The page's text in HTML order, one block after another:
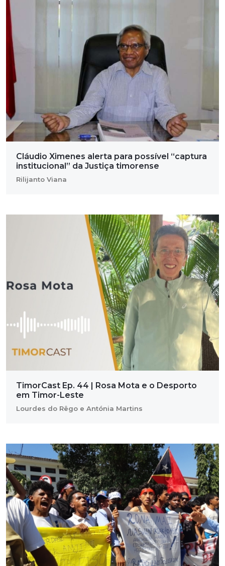
Cláudio Ximenes alerta para possível “captura
institucional” da Justiça timorense
Rilijanto Viana
TimorCast Ep. 44 | Rosa Mota e o Desporto
em Timor-Leste
Lourdes do Rêgo e Antónia Martins